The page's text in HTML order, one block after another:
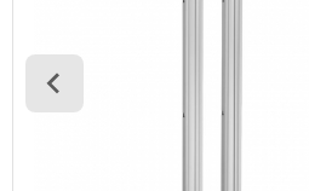
Informationsschilder